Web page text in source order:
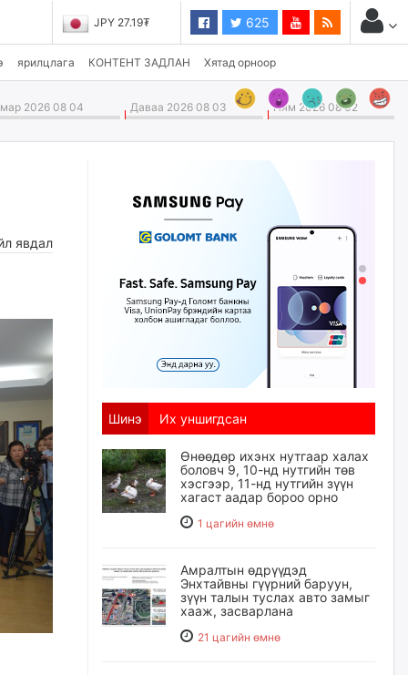
JPY 27.19₮ 625
ярилцлага КОНТЕНТ ЗАДЛАН Хятад орноор
2026 08 04 Даваа 2026 08 03 Ням 2026 08 02
явдал
Шинэ Их уншигдсан
Өнөөдөр ихэнх нутгаар халах
боловч 9, 10-нд нутгийн төв
хэсгээр, 11-нд нутгийн зүүн
хагаст аадар бороо орно
1 цагийн өмнө
Амралтын өдрүүдэд
Энхтайвны гүүрний баруун,
зүүн талын туслах авто замыг
хааж, засварлана
21 цагийн өмнө